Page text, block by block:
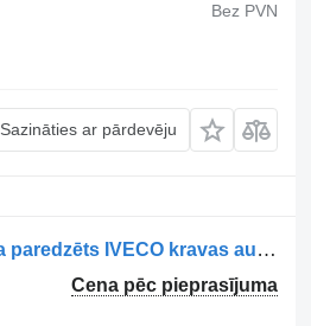
Bez PVN
Sazināties ar pārdevēju
Cameră de frânare axa motrică 41285169 bremzēšanas kamera paredzēts IVECO kravas automašīnas
Cena pēc pieprasījuma